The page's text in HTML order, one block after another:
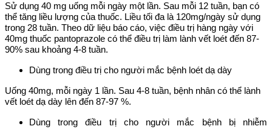
Sử dụng 40 mg uống mỗi ngày một lần. Sau mỗi 12 tuần, bạn có
thể tăng liều lượng của thuốc. Liều tối đa là 120mg/ngày sử dụng
trong 28 tuần. Theo dữ liệu báo cáo, việc điều trị hàng ngày với
40mg thuốc pantoprazole có thể điều trị làm lành vết loét đến 87-
90% sau khoảng 4-8 tuần.
Dùng trong điều trị cho người mắc bệnh loét dạ dày
Uống 40mg, mỗi ngày 1 lần. Sau 4-8 tuần, bệnh nhân có thể lành
vết loét dạ dày lên đến 87-97 %.
Dùng trong điều trị cho người mắc bệnh bị nhiễm